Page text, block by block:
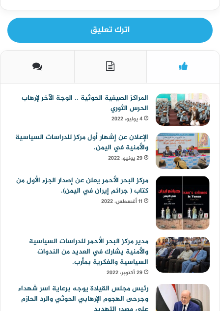
اترك تعليق
المراكز الصيفية الحوثية .. الوجة الآخر لإرهاب
الحرس الثوري
4 يوليو، 2022
الإعلان عن إشهار أول مركز للدراسات السياسية
والأمنية في اليمن.
29 يونيو، 2022
مركز البحر الأحمر يعلن عن إصدار الجزء الأول من
كتاب ( جرائم إيران في اليمن).
11 أغسطس، 2022
مدير مركز البحر الأحمر للدراسات السياسية
والأمنية يشارك في العديد من الندوات
السياسية والفكرية بمأرب.
29 أكتوبر، 2022
رئيس مجلس القيادة يوجه برعاية اسر شهداء
وجرحى الهجوم الإرهابي الحوثي والرد الحازم